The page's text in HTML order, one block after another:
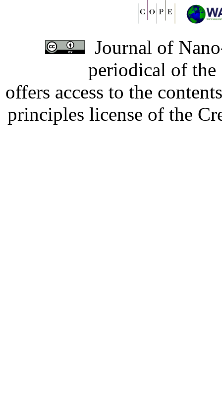
Journal of
periodical of
offers access to the
principles license of the